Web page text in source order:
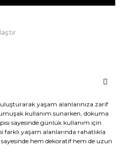
yaşam alanlarınıza zarif
kullanım sunarken, dokuma
sayesinde günlük kullanım için
yaşam alanlarında rahatlıkla
hem dekoratif hem de uzun